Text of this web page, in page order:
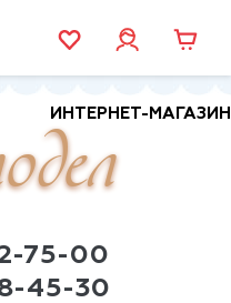
ИНТЕРНЕТ-МАГАЗИН
75-00
45-30